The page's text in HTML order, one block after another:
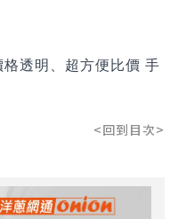
透明、超方便比價 手
<回到目次>